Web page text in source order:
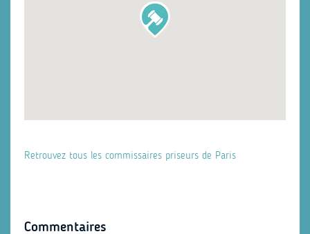
Retrouvez tous les commissaires priseurs de Paris
Commentaires